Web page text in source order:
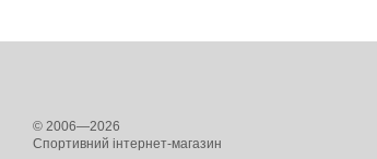
© 2006—2026
Спортивний інтернет-магазин